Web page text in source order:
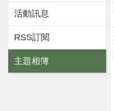
活動訊息
RSS訂閱
主題相簿